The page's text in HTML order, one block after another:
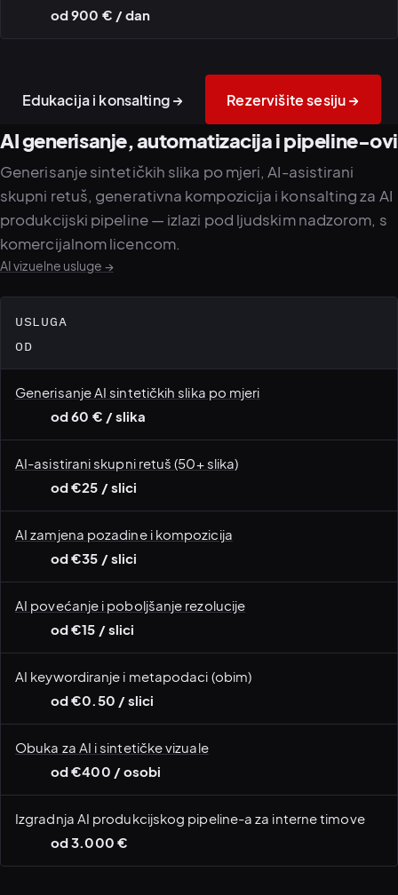
od 900 € / dan
Radionice · praktično
okruženje za učenje
portfolija i poslovanja
Edukacija i konsalting → Rezervišite sesiju →
AI generisanje, automatizacija i pipeline-ovi
Generisanje sintetičkih slika po mjeri, AI-asistirani
skupni retuš, generativna kompozicija i konsalting za AI
produkcijski pipeline — izlazi pod ljudskim nadzorom, s
komercijalnom licencom.
AI vizuelne usluge →
USLUGA
OD
Generisanje AI sintetičkih slika po mjeri
od 60 € / slika
AI-asistirani skupni retuš (50+ slika)
od €25 / slici
AI zamjena pozadine i kompozicija
od €35 / slici
AI povećanje i poboljšanje rezolucije
od €15 / slici
AI keywordiranje i metapodaci (obim)
od €0.50 / slici
Obuka za AI i sintetičke vizuale
od €400 / osobi
Izgradnja AI produkcijskog pipeline-a za interne timove
od 3.000 €
Generisanje AI sintetičkih
slika
AI tok rada metapodataka